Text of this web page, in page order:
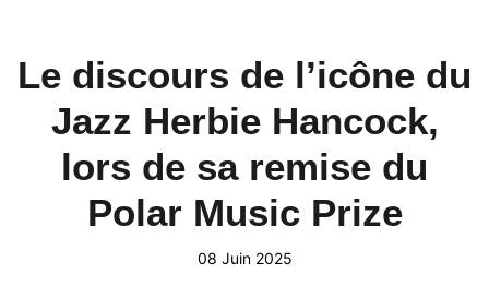
Le discours de l’icône du
Jazz Herbie Hancock,
lors de sa remise du
Polar Music Prize
08 Juin 2025